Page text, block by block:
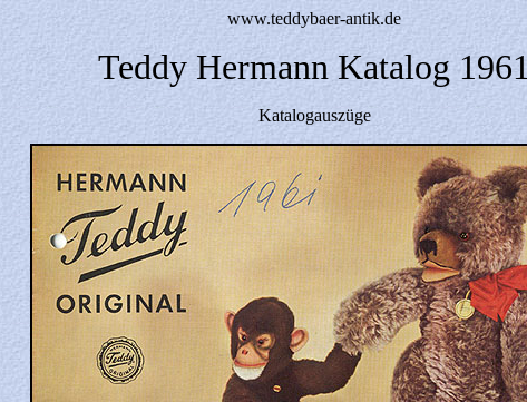
www.teddybaer-antik.de
Teddy Hermann Katalog 1961
Katalogauszüge